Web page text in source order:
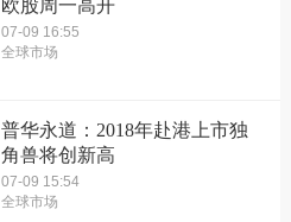
欧股周一高开
07-09 16:55
全球市场
普华永道：2018年赴港上市独
角兽将创新高
07-09 15:54
全球市场